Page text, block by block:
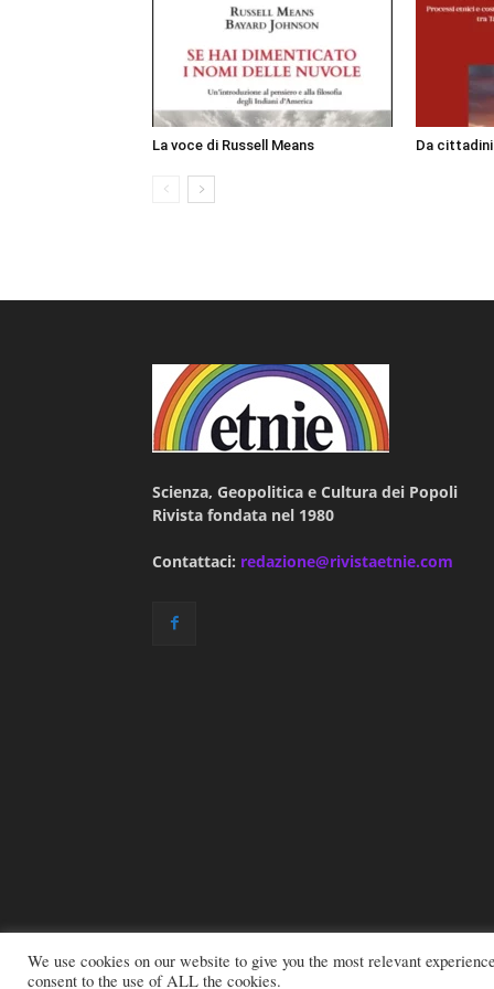
La voce di Russell Means Da
Scienza, Geopolitica e Cultura dei Popoli
Rivista fondata nel 1980
Contattaci: redazione@rivistaetnie.com
We use cookies on our website to give you the most relevant
consent to the use of ALL the cookies.